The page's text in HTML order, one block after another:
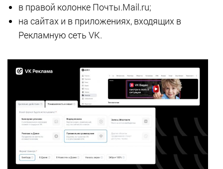
в правой колонке Почты.Mail.ru;
на сайтах и в приложениях, входящих в
Рекламную сеть VK.